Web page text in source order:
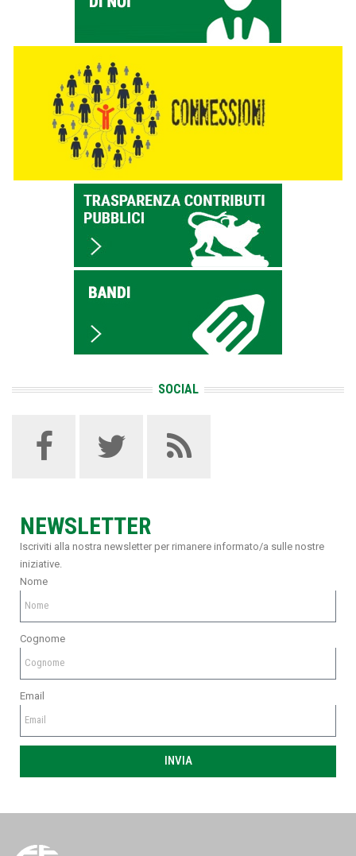
SOCIAL
NEWSLETTER
Iscriviti alla nostra newsletter per rimanere informato/a sulle nostre
iniziative.
Nome
Cognome
Email
INVIA